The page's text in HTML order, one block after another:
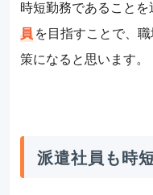
時短勤務であることを
員を目指すことで、
策になると思います。
派遣社員も時